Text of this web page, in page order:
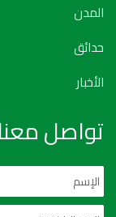
المدن
حدائق
الأخبار
تواصل معنا